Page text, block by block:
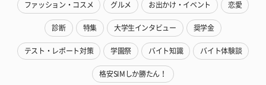
ファッション・コスメ グルメ お出かけ・イベント 恋愛
診断 特集 大学生インタビュー 奨学金
テスト・レポート対策 学園祭 バイト知識 バイト体験談
格安SIMしか勝たん！